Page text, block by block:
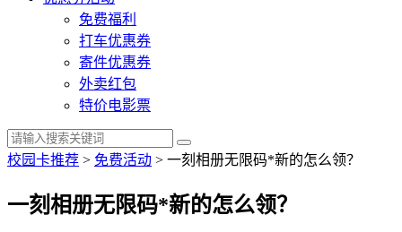
免费福利
打车优惠券
寄件优惠券
外卖红包
特价电影票
校园卡推荐 > 免费活动 > 一刻相册无限码*新的怎么领？
一刻相册无限码*新的怎么领？